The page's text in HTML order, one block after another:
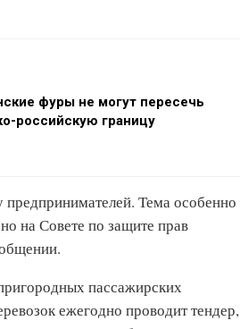
фуры не могут пересечь
российскую границу
Тема особенно
на Совете по защите прав
пассажирских
ежегодно проводит тендер,